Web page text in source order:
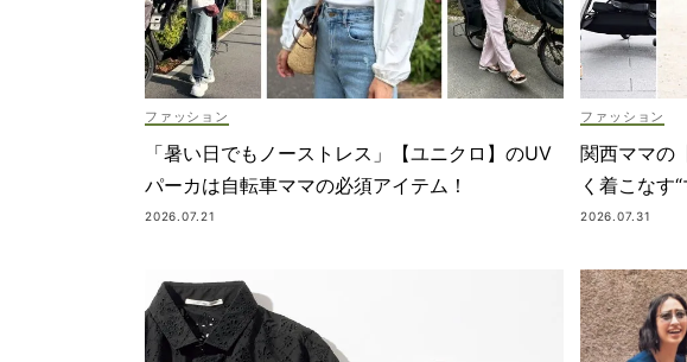
ファッション
「暑い日でもノーストレス」【ユニクロ】のUV
パーカは自転車ママの必須アイテム！
2026.07.21
ファッション
関西ママの
く着こなす
2026.07.31